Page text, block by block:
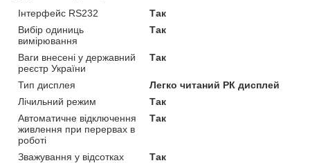
Інтерфейс RS232
Так
Вибір одиниць
вимірювання
Так
Ваги внесені у державний
реєстр України
Так
Тип дисплея
Легко читаний РК дисплей
Лічильний режим
Так
Автоматичне відключення
живлення при перервах в
роботі
Так
Зважування у відсотках
Так